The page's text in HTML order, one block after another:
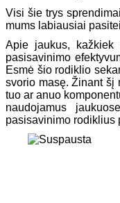
Visi šie trys
mums labiausiai
Apie jaukus,
pasisavinimo
Esmė šio rodiklio
svorio masę. Žinant šį
tuo ar anuo
naudojamus
pasisavinimo rodiklius